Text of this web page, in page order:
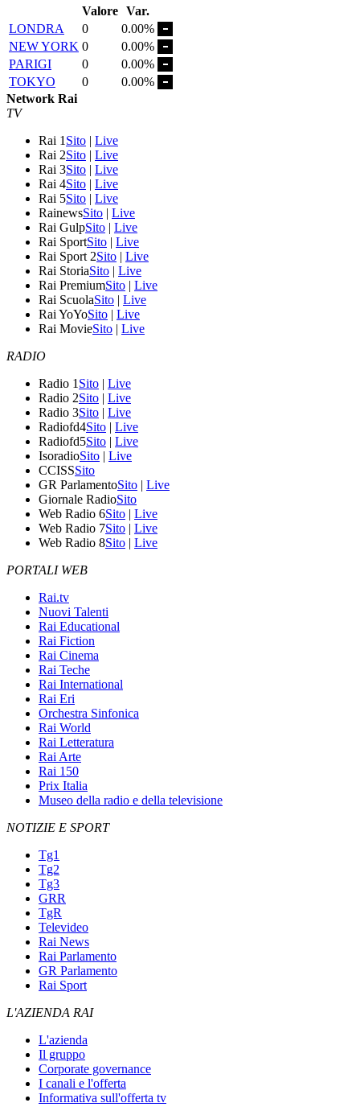
Valore Var.
LONDRA
0
0.00%
NEW YORK 0
0.00%
PARIGI
0
0.00%
TOKYO
0
0.00%
Network Rai
TV
Rai 1 Sito | Live
Rai 2Sito | Live
Rai 3Sito | Live
Rai 4Sito | Live
Rai 5Sito | Live
RainewsSito | Live
Rai GulpSito | Live
Rai SportSito | Live
Rai Sport 2Sito | Live
Rai StoriaSito | Live
Rai PremiumSito | Live
Rai ScuolaSito | Live
Rai YoYoSito | Live
Rai MovieSito | Live
RADIO
Radio 1 Sito | Live
Radio 2Sito | Live
Radio 3Sito | Live
Radiofd4Sito | Live
Radiofd5Sito | Live
IsoradioSito | Live
CCISSSito
GR ParlamentoSito | Live
Giornale RadioSito
Web Radio 6Sito | Live
Web Radio 7Sito | Live
Web Radio 8Sito | Live
PORTALI WEB
Rai.tv
Nuovi Talenti
Rai Educational
Rai Fiction
Rai Cinema
Rai Teche
Rai International
Rai Eri
Orchestra Sinfonica
Rai World
Rai Letteratura
Rai Arte
Rai 150
Prix Italia
Museo della radio e della televisione
NOTIZIE E SPORT
Tg1
Tg2
Tg3
GRR
TgR
Televideo
Rai News
Rai Parlamento
GR Parlamento
Rai Sport
L'AZIENDA RAI
L'azienda
Il gruppo
Corporate governance
I canali e l'offerta
Informativa sull'offerta tv